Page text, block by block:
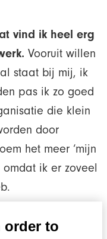
vind ik heel erg
Vooruit willen
staat bij mij, ik
pas ik zo goed
die klein
door
het meer ‘mijn
ik er zoveel
order to